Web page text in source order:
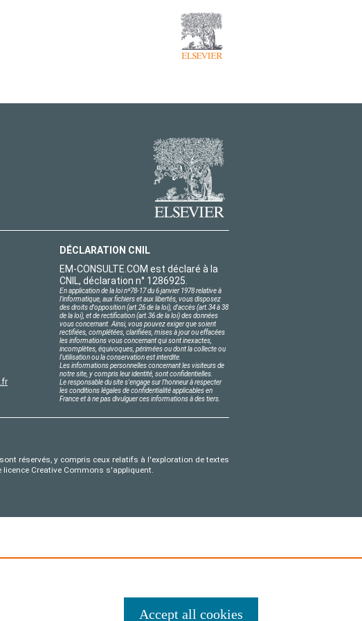
DÉCLARATION CNIL
EM-CONSULTE.COM est déclaré à la
CNIL, déclaration n° 1286925.
En application de la loi nº78-17 du 6 janvier 1978 relative à
l'informatique, aux fichiers et aux libertés, vous disposez
des droits d'opposition (art.26 de la loi), d'accès (art.34 à 38
de la loi), et de rectification (art.36 de la loi) des données
vous concernant. Ainsi, vous pouvez exiger que soient
rectifiées, complétées, clarifiées, mises à jour ou effacées
les informations vous concernant qui sont inexactes,
incomplètes, équivoques, périmées ou dont la collecte ou
l'utilisation ou la conservation est interdite.
Les informations personnelles concernant les visiteurs de
notre site, y compris leur identité, sont confidentielles.
Le responsable du site s'engage sur l'honneur à respecter
les conditions légales de confidentialité applicables en
France et à ne pas divulguer ces informations à des tiers.
réservés, y compris ceux relatifs à l'exploration de textes
Creative Commons s'appliquent.
Accept all cookies